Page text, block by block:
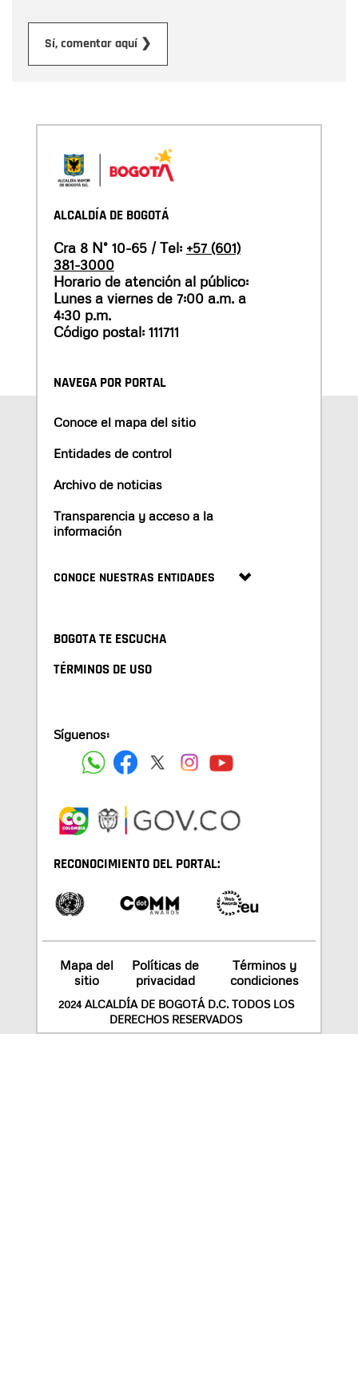
Sí, comentar aquí ❯
ALCALDÍA DE BOGOTÁ
Cra 8 N° 10-65 / Tel: +57 (601)
381-3000
Horario de atención al público:
Lunes a viernes de 7:00 a.m. a
4:30 p.m.
Código postal: 111711
NAVEGA POR PORTAL
Conoce el mapa del sitio
Entidades de control
Archivo de noticias
Transparencia y acceso a la
información
CONOCE NUESTRAS ENTIDADES
BOGOTA TE ESCUCHA
TÉRMINOS DE USO
Síguenos:
RECONOCIMIENTO DEL PORTAL:
Mapa del
sitio
Políticas de
privacidad
Términos y
condiciones
2024 ALCALDÍA DE BOGOTÁ D.C. TODOS LOS
DERECHOS RESERVADOS